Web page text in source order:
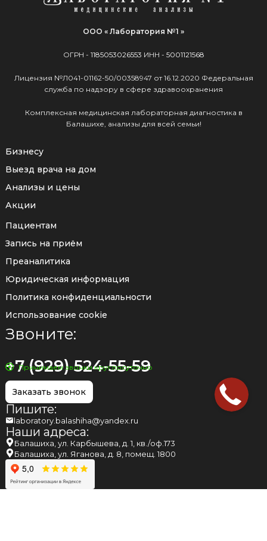
ООО « Лаборатория №1 »
ОГРН - 1185053026553 ИНН - 5001121568
Лицензия №Л041-01162-50/00358947 от 16.12.2020 Федеральная
служба по надзору в сфере здравоохранения
Комплексная медицинская лабораторная диагностика в
Балашихе, анализы для всей семьи!
Бизнесу
Выезд врача на дом
Анализы и цены
Акции
Пациентам
Запись на приём
Преаналитика
Юридическая информация
Политика конфиденциальности
Использование cookie
Звоните:
+7 (929) 524-55-59
Принимаем звонки круглосуточно
Заказать звонок
Пишите:
laboratory.balashiha@yandex.ru
Наши адреса:
Балашиха, ул. Карбышева, д. 1, кв./оф.173
Балашиха, ул. Яганова, д. 8, помещ. 1800